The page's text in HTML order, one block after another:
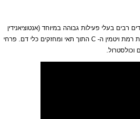
רבים בעלי פעילות גבוהה במיוחד (אנטוציאנידין
רמת ויטמין ה- C התוך תאי ומחזקים כלי דם. פרחי
וכולסטרול.